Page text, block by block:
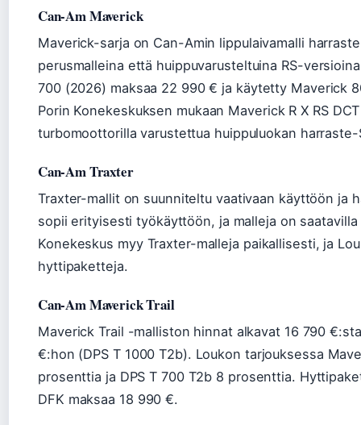
Can-Am Maverick
Maverick-sarja on Can-Amin lippulaivamalli
perusmalleina että huippuvarusteltuina RS-
700 (2026) maksaa 22 990 € ja käytetty Maverick
Porin Konekeskuksen mukaan Maverick R X RS
turbomoottorilla varustettua huippuluokan harraste-
Can-Am Traxter
Traxter-mallit on suunniteltu vaativaan käyttöön ja
sopii erityisesti työkäyttöön, ja malleja on
Konekeskus myy Traxter-malleja paikallisesti, ja
hyttipaketteja.
Can-Am Maverick Trail
Maverick Trail -malliston hinnat alkavat 16 790
€:hon (DPS T 1000 T2b). Loukon tarjouksessa
prosenttia ja DPS T 700 T2b 8 prosenttia.
DFK maksaa 18 990 €.